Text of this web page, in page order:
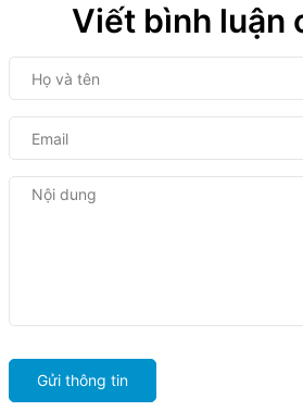
Viết bình luận
Gửi thông tin